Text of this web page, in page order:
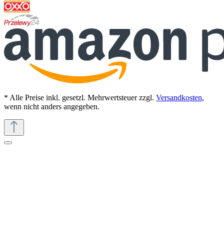
* Alle Preise inkl. gesetzl. Mehrwertsteuer zzgl. Versandkosten,
wenn nicht anders angegeben.